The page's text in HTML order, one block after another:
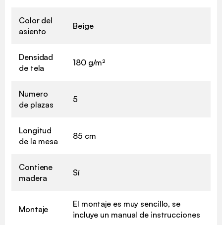
Color del
asiento
Beige
Densidad
de tela
180 g/m²
Numero
de plazas
5
Longitud
de la mesa
85 cm
Contiene
madera
Sí
Montaje
El montaje es muy sencillo, se
incluye un manual de instrucciones